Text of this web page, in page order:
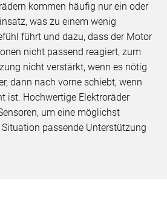
kommen häufig nur ein oder
was zu einem wenig
führt und dazu, dass der Motor
nicht passend reagiert, zum
nicht verstärkt, wenn es nötig
dann nach vorne schiebt, wenn
ist. Hochwertige Elektroräder
um eine möglichst
passende Unterstützung